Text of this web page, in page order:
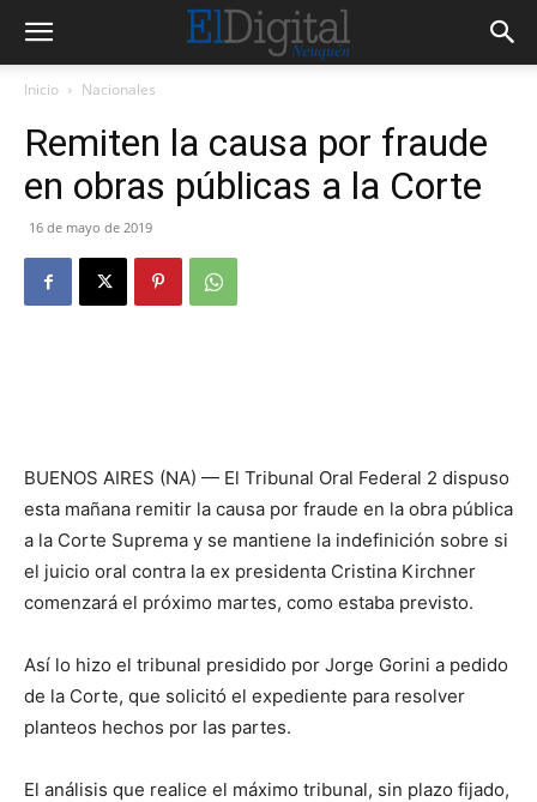
Inicio Nacionales
Remiten la causa por fraude
en obras públicas a la Corte
16 de mayo de 2019
BUENOS AIRES (NA) — El Tribunal Oral Federal 2 dispuso
esta mañana remitir la causa por fraude en la obra pública
a la Corte Suprema y se mantiene la indefinición sobre si
el juicio oral contra la ex presidenta Cristina Kirchner
comenzará el próximo martes, como estaba previsto.
Así lo hizo el tribunal presidido por Jorge Gorini a pedido
de la Corte, que solicitó el expediente para resolver
planteos hechos por las partes.
El análisis que realice el máximo tribunal, sin plazo fijado,